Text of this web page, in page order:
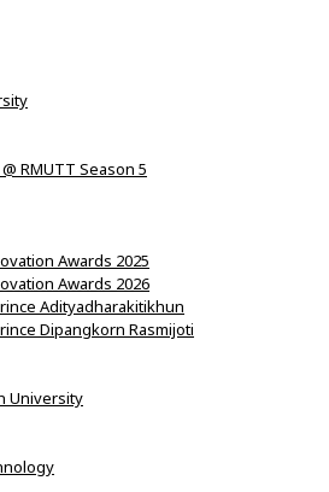
RMUTT Season 5
Awards 2025
Awards 2026
Adityadharakitikhun
Dipangkorn Rasmijoti
University